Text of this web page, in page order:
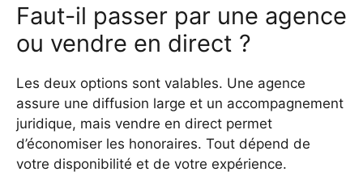
Faut-il passer par une agence
ou vendre en direct ?
Les deux options sont valables. Une agence
assure une diffusion large et un accompagnement
juridique, mais vendre en direct permet
d’économiser les honoraires. Tout dépend de
votre disponibilité et de votre expérience.